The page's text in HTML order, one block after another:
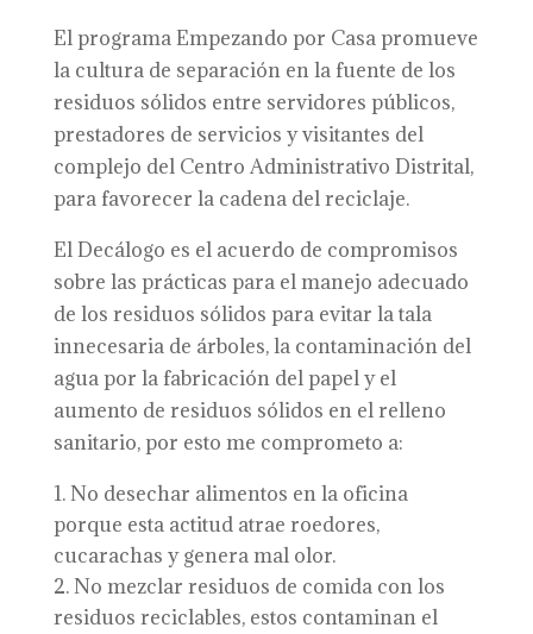
El programa Empezando por Casa promueve
la cultura de separación en la fuente de los
residuos sólidos entre servidores públicos,
prestadores de servicios y visitantes del
complejo del Centro Administrativo Distrital,
para favorecer la cadena del reciclaje.
El Decálogo es el acuerdo de compromisos
sobre las prácticas para el manejo adecuado
de los residuos sólidos para evitar la tala
innecesaria de árboles, la contaminación del
agua por la fabricación del papel y el
aumento de residuos sólidos en el relleno
sanitario, por esto me comprometo a:
No desechar alimentos en la oficina
porque esta actitud atrae roedores,
cucarachas y genera mal olor.
No mezclar residuos de comida con los
residuos reciclables, estos contaminan el